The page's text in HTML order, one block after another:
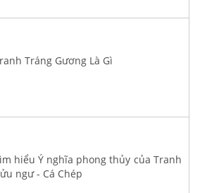
Tráng Gương Là Gì
hiểu Ý nghĩa phong thủy của Tranh
ngư - Cá Chép